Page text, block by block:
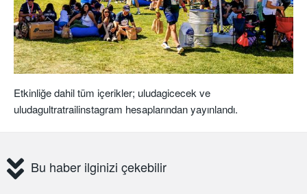
Etkinliğe dahil tüm içerikler; uludagicecek ve
uludagultratrailinstagram hesaplarından yayınlandı.
Bu haber ilginizi çekebilir